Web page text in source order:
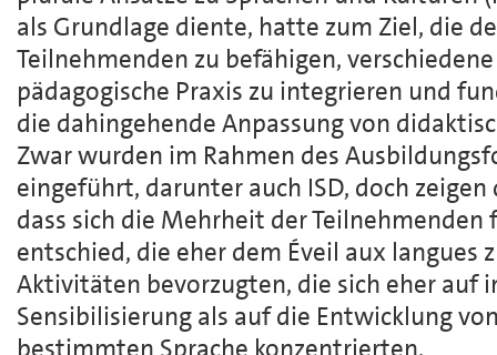
als Grundlage diente, hatte zum Ziel, die
Teilnehmenden zu befähigen,
pädagogische Praxis zu integrieren und
die dahingehende Anpassung von
Zwar wurden im Rahmen des
eingeführt, darunter auch ISD, doch
dass sich die Mehrheit der
entschied, die eher dem Éveil aux langues
Aktivitäten bevorzugten, die sich eher auf
Sensibilisierung als auf die Entwicklung